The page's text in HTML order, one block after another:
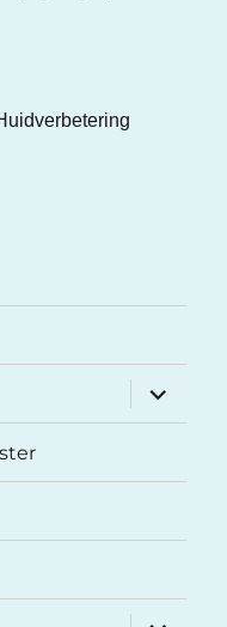
submenu
submenu